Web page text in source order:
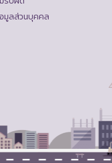
มูลส่วนบุคคล